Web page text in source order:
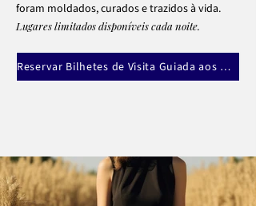
foram moldados, curados e trazidos à vida.
Lugares limitados disponíveis cada noite.
Reservar Bilhetes de Visita Guiada aos Jardins